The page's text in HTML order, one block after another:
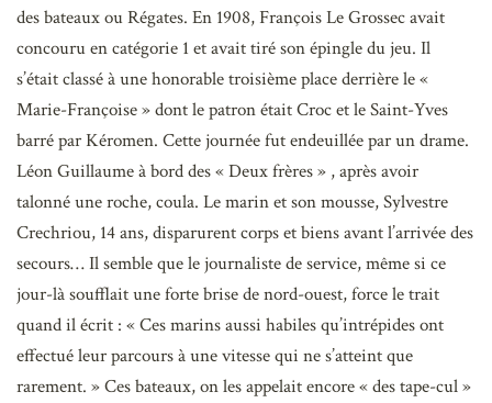
des bateaux ou Régates. En 1908, François Le Grossec avait
concouru en catégorie 1 et avait tiré son épingle du jeu. Il
s’était classé à une honorable troisième place derrière le «
Marie-Françoise » dont le patron était Croc et le Saint-Yves
barré par Kéromen. Cette journée fut endeuillée par un drame.
Léon Guillaume à bord des « Deux frères » , après avoir
talonné une roche, coula. Le marin et son mousse, Sylvestre
Crechriou, 14 ans, disparurent corps et biens avant l’arrivée des
secours… Il semble que le journaliste de service, même si ce
jour-là soufflait une forte brise de nord-ouest, force le trait
quand il écrit : « Ces marins aussi habiles qu’intrépides ont
effectué leur parcours à une vitesse qui ne s’atteint que
rarement. » Ces bateaux, on les appelait encore « des tape-cul »